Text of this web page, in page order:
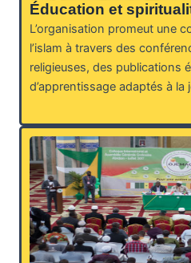
Éducation et
L’organisation promeut une
l’islam à travers des
religieuses, des publications
d’apprentissage adaptés à la